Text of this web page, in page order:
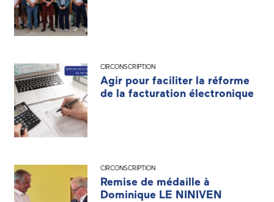
CIRCONSCRIPTION
Agir pour faciliter la réforme
de la facturation électronique
CIRCONSCRIPTION
Remise de médaille à
Dominique LE NINIVEN